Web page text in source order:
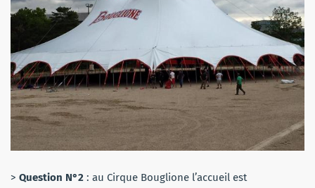
> Question N°2 : au Cirque Bouglione l’accueil est